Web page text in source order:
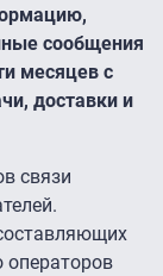
сообщения
месяцев с
доставки и
связи
операторов